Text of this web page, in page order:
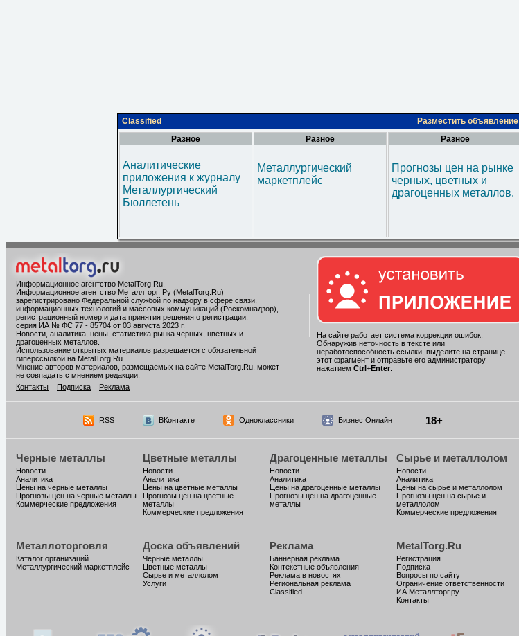
Classified
Разместить объявление
Разное
Аналитические
приложения к журналу
Металлургический
Бюллетень
Разное
Металлургический
маркетплейс
Разное
Прогнозы цен на рынке
черных, цветных и
драгоценных металлов.
Информационное агентство MetalTorg.Ru
Информационное агентство Металлторг. Ру (MetalTorg.Ru)
зарегистрировано Федеральной службой по надзору в сфере связи,
информационных технологий и массовых коммуникаций (Роскомнадзор),
регистрационный номер и дата принятия решения о регистрации:
серия ИА № ФС 77 - 85704 от 03 августа 2023 г.
Новости, аналитика, цены, статистика рынка черных, цветных и
драгоценных металлов.
Использование открытых материалов разрешается с обязательной
гиперссылкой на MetalTorg.Ru
Мнение авторов материалов, размещаемых на сайте MetalTorg.Ru, может
не совпадать с мнением редакции.
Контакты
Подписка Реклама
На сайте работает система коррекции ошибок.
Обнаружив неточность в тексте или
неработоспособность ссылки, выделите на странице
этот фрагмент и отправьте его администратору
нажатием Ctrl +Enter.
RSS ВКонтакте Одноклассники Бизнес Онлайн 18+
Черные металлы
Новости
Аналитика
Цены на черные металлы
Прогнозы цен на черные металлы
Коммерческие предложения
Цветные металлы
Новости
Аналитика
Цены на цветные металлы
Прогнозы цен на цветные
металлы
Коммерческие предложения
Драгоценные металлы
Новости
Аналитика
Цены на драгоценные металлы
Прогнозы цен на драгоценные
металлы
Сырье и металлолом
Новости
Аналитика
Цены на сырье и металлолом
Прогнозы цен на сырье и
металлолом
Коммерческие предложения
Металлоторговля
Каталог организаций
Металлургический маркетплейс
Доска объявлений
Черные металлы
Цветные металлы
Сырье и металлолом
Услуги
Реклама
Баннерная реклама
Контекстные объявления
Реклама в новостях
Региональная реклама
Classified
MetalTorg.Ru
Регистрация
Подписка
Вопросы по сайту
Ограничение ответственности
ИА Металлторг.ру
Контакты